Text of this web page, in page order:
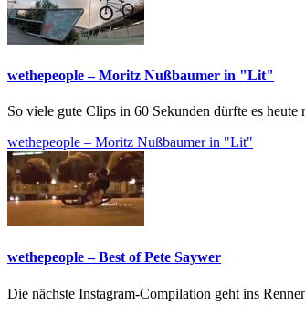
wethepeople – Moritz Nußbaumer in "Lit"
So viele gute Clips in 60 Sekunden dürfte es heute
wethepeople – Moritz Nußbaumer in "Lit"
wethepeople – Best of Pete Saywer
Die nächste Instagram-Compilation geht ins